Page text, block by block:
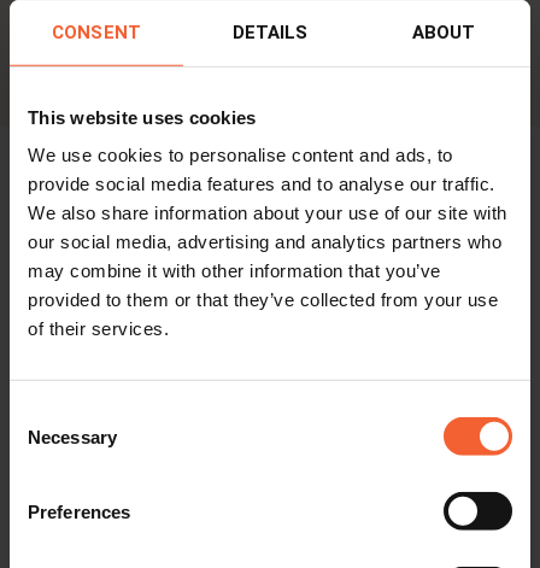
CONSENT DETAILS ABOUT
This website uses cookies
We use cookies to personalise content and ads, to
provide social media features and to analyse our traffic.
We also share information about your use of our site with
our social media, advertising and analytics partners who
may combine it with other information that you’ve
provided to them or that they’ve collected from your use
of their services.
Selection
Necessary
Preferences
Nuestro proceso en 4 pasos
Le quitamos el peso de encima con un proceso sencillo y claro
de 4 pasos que garantiza una entrega rápida y cumple las
normas más exigentes del sector.
Contacto
Gracias a nuestros 40 años de experiencia en el perfilado 3D,